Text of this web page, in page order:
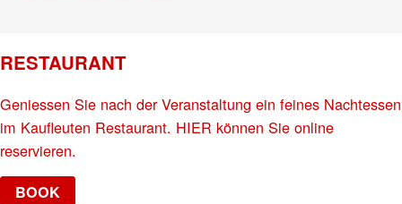
RESTAURANT
Geniessen Sie nach der Veranstaltung ein feines Nachtessen
im Kaufleuten Restaurant. HIER können Sie online
reservieren.
BOOK